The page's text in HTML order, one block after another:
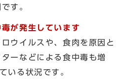
す。
が発生しています
ウイルスや、食肉を原因と
ーなどによる食中毒も増
いる状況です。